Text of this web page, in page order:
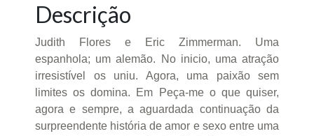
Descrição
Judith Flores e Eric Zimmerman. Uma
espanhola; um alemão. No inicio, uma atração
irresistível os uniu. Agora, uma paixão sem
limites os domina. Em Peça-me o que quiser,
agora e sempre, a aguardada continuação da
surpreendente história de amor e sexo entre uma